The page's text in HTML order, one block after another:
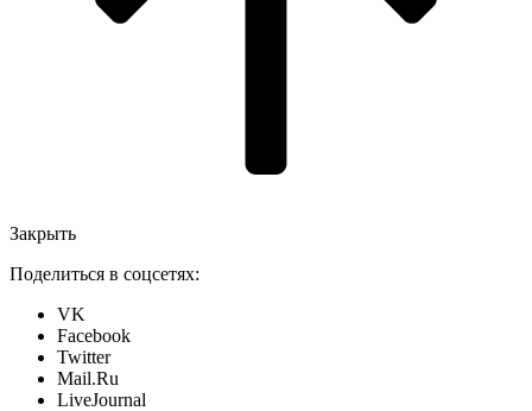
Закрыть
Поделиться в соцсетях:
VK
Facebook
Twitter
Mail.Ru
LiveJournal